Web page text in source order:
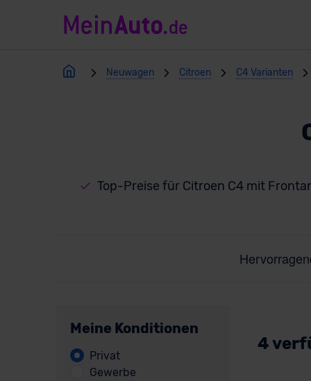
Neuwagen Citroen C4 Varianten
Top-Preise für Citroen C4 mit
Meine Konditionen
Privat
Gewerbe
4